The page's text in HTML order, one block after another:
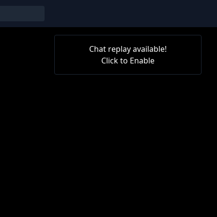
Chat replay available!
Click to Enable